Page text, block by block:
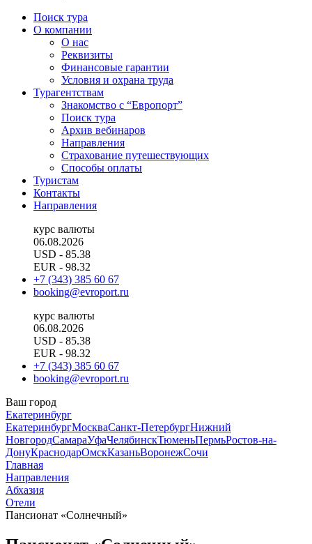
Поиск тура
О компании
О нас
Реквизиты
Финансовые гарантии
Условия и охрана труда
Турагентствам
Знакомство с “Европорт”
Поиск тура
Архив вебинаров
Направления
Страхование путешествующих
Способы оплаты
Туристам
Контакты
Направления
курс валюты
06.08.2026
USD - 85.38
EUR - 98.32
+7 (343) 385 60 67
booking@evroport.ru
курс валюты
06.08.2026
USD - 85.38
EUR - 98.32
+7 (343) 385 60 67
booking@evroport.ru
Ваш город
Екатеринбург
ЕкатеринбургМоскваСанкт-ПетербургНижний
НовгородСамараУфаЧелябинскТюменьПермьРостов-на-
ДонуКраснодарОмскКазаньВоронежСочи
Главная
Направления
Абхазия
Отели
Пансионат «Солнечный»